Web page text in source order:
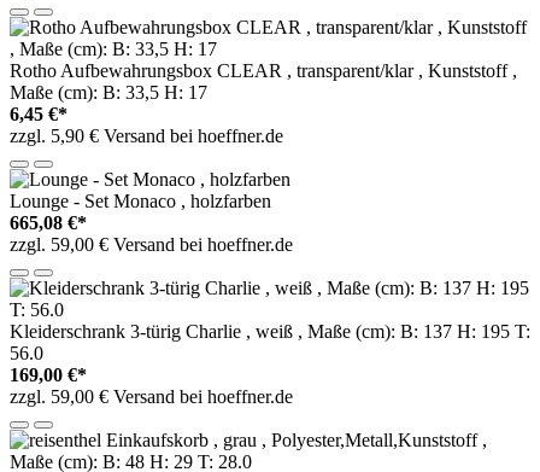
Rotho Aufbewahrungsbox CLEAR , transparent/klar , Kunststoff ,
Maße (cm): B: 33,5 H: 17
6,45 €*
zzgl. 5,90 € Versand bei hoeffner.de
Lounge - Set Monaco , holzfarben
665,08 €*
zzgl. 59,00 € Versand bei hoeffner.de
Kleiderschrank 3-türig Charlie , weiß , Maße (cm): B: 137 H: 195 T:
56.0
169,00 €*
zzgl. 59,00 € Versand bei hoeffner.de